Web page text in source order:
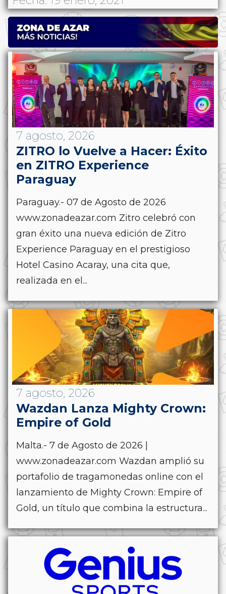
7 agosto, 2026
ZITRO lo Vuelve a Hacer: Éxito
en ZITRO Experience
Paraguay
Paraguay.- 07 de Agosto de 2026
www.zonadeazar.com Zitro celebró con
gran éxito una nueva edición de Zitro
Experience Paraguay en el prestigioso
Hotel Casino Acaray, una cita que,
realizada en el...
7 agosto, 2026
Wazdan Lanza Mighty Crown:
Empire of Gold
Malta.- 7 de Agosto de 2026 |
www.zonadeazar.com Wazdan amplió su
portafolio de tragamonedas online con el
lanzamiento de Mighty Crown: Empire of
Gold, un título que combina la estructura...